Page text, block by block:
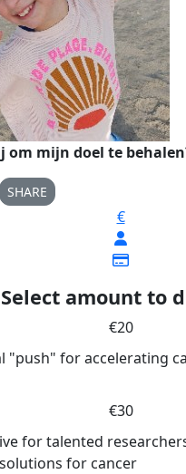
om mijn doel te
SHARE
€
Select amount to
€20
"push" for accelerating
€30
for talented
for cancer